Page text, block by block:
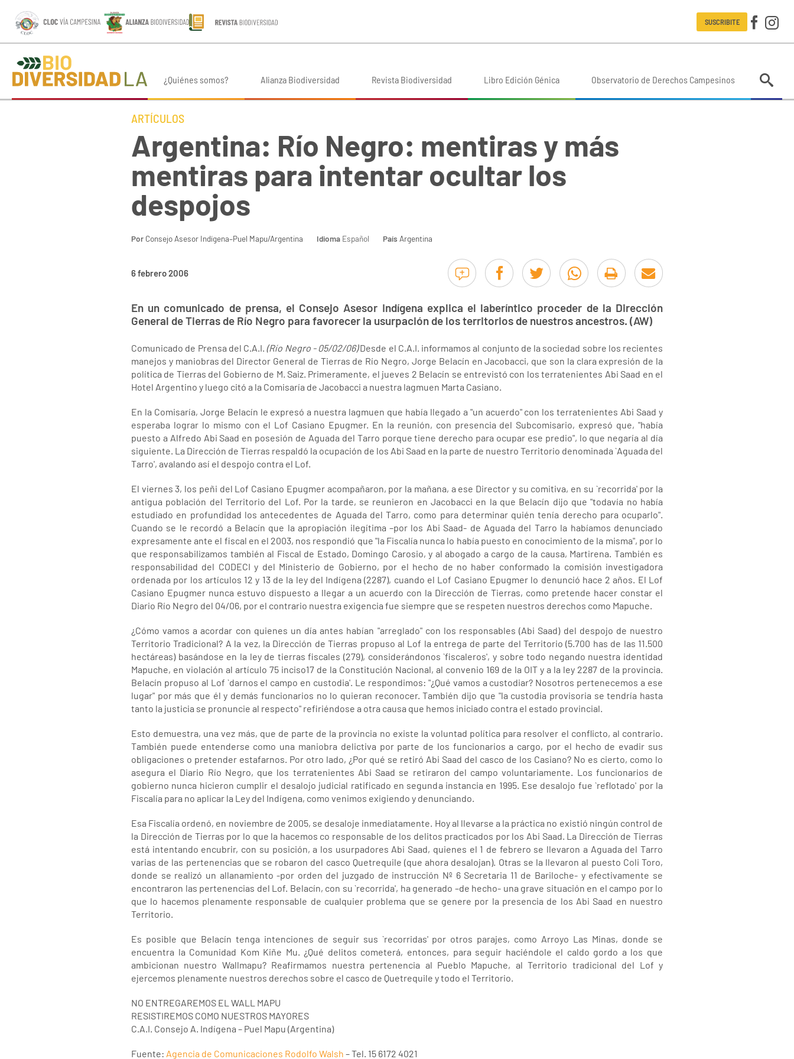
SUSCRIBITE
¿Quiénes somos? Alianza Biodiversidad Revista Biodiversidad Libro Edición Génica Observatorio de Derechos Campesinos
ARTÍCULOS
Argentina: Río Negro: mentiras y más
mentiras para intentar ocultar los
despojos
Por Consejo Asesor Indígena–Puel Mapu/Argentina Idioma Español País Argentina
6 febrero 2006
En un comunicado de prensa, el Consejo Asesor Indígena explica el laberíntico proceder de la Dirección
General de Tierras de Río Negro para favorecer la usurpación de los territorios de nuestros ancestros. (AW)
Comunicado de Prensa del C.A.I.(Río Negro - 05/02/06)Desde el C.A.I. informamos al conjunto de la sociedad sobre los recientes
manejos y maniobras del Director General de Tierras de Río Negro, Jorge Belacín en Jacobacci, que son la clara expresión de la
política de Tierras del Gobierno de M. Saiz. Primeramente, el jueves 2 Belacín se entrevistó con los terratenientes Abi Saad en el
Hotel Argentino y luego citó a la Comisaría de Jacobacci a nuestra lagmuen Marta Casiano.
En la Comisaría, Jorge Belacín le expresó a nuestra lagmuen que había llegado a "un acuerdo" con los terratenientes Abi Saad y
esperaba lograr lo mismo con el Lof Casiano Epugmer. En la reunión, con presencia del Subcomisario, expresó que, "había
puesto a Alfredo Abi Saad en posesión de Aguada del Tarro porque tiene derecho para ocupar ese predio", lo que negaría al día
siguiente. La Dirección de Tierras respaldó la ocupación de los Abi Saad en la parte de nuestro Territorio denominada `Aguada del
Tarro', avalando así el despojo contra el Lof.
El viernes 3, los peñi del Lof Casiano Epugmer acompañaron, por la mañana, a ese Director y su comitiva, en su `recorrida' por la
antigua población del Territorio del Lof. Por la tarde, se reunieron en Jacobacci en la que Belacín dijo que "todavía no había
estudiado en profundidad los antecedentes de Aguada del Tarro, como para determinar quién tenía derecho para ocuparlo".
Cuando se le recordó a Belacín que la apropiación ilegítima –por los Abi Saad- de Aguada del Tarro la habíamos denunciado
expresamente ante el fiscal en el 2003, nos respondió que "la Fiscalía nunca lo había puesto en conocimiento de la misma", por lo
que responsabilizamos también al Fiscal de Estado, Domingo Carosio, y al abogado a cargo de la causa, Martirena. También es
responsabilidad del CODECI y del Ministerio de Gobierno, por el hecho de no haber conformado la comisión investigadora
ordenada por los artículos 12 y 13 de la ley del Indígena (2287), cuando el Lof Casiano Epugmer lo denunció hace 2 años. El Lof
Casiano Epugmer nunca estuvo dispuesto a llegar a un acuerdo con la Dirección de Tierras, como pretende hacer constar el
Diario Río Negro del 04/06, por el contrario nuestra exigencia fue siempre que se respeten nuestros derechos como Mapuche.
¿Cómo vamos a acordar con quienes un día antes habían "arreglado" con los responsables (Abi Saad) del despojo de nuestro
Territorio Tradicional? A la vez, la Dirección de Tierras propuso al Lof la entrega de parte del Territorio (5.700 has de las 11.500
hectáreas) basándose en la ley de tierras fiscales (279), considerándonos `fiscaleros', y sobre todo negando nuestra identidad
Mapuche, en violación al artículo 75 inciso17 de la Constitución Nacional, al convenio 169 de la OIT y a la ley 2287 de la provincia.
Belacín propuso al Lof `darnos el campo en custodia'. Le respondimos: "¿Qué vamos a custodiar? Nosotros pertenecemos a ese
lugar" por más que él y demás funcionarios no lo quieran reconocer. También dijo que "la custodia provisoria se tendría hasta
tanto la justicia se pronuncie al respecto" refiriéndose a otra causa que hemos iniciado contra el estado provincial.
Esto demuestra, una vez más, que de parte de la provincia no existe la voluntad política para resolver el conflicto, al contrario.
También puede entenderse como una maniobra delictiva por parte de los funcionarios a cargo, por el hecho de evadir sus
obligaciones o pretender estafarnos. Por otro lado, ¿Por qué se retiró Abi Saad del casco de los Casiano? No es cierto, como lo
asegura el Diario Río Negro, que los terratenientes Abi Saad se retiraron del campo voluntariamente. Los funcionarios de
gobierno nunca hicieron cumplir el desalojo judicial ratificado en segunda instancia en 1995. Ese desalojo fue `reflotado' por la
Fiscalía para no aplicar la Ley del Indígena, como venimos exigiendo y denunciando.
Esa Fiscalía ordenó, en noviembre de 2005, se desaloje inmediatamente. Hoy al llevarse a la práctica no existió ningún control de
la Dirección de Tierras por lo que la hacemos co responsable de los delitos practicados por los Abi Saad. La Dirección de Tierras
está intentando encubrir, con su posición, a los usurpadores Abi Saad, quienes el 1 de febrero se llevaron a Aguada del Tarro
varias de las pertenencias que se robaron del casco Quetrequile (que ahora desalojan). Otras se la llevaron al puesto Coli Toro,
donde se realizó un allanamiento -por orden del juzgado de instrucción Nº 6 Secretaria 11 de Bariloche- y efectivamente se
encontraron las pertenencias del Lof. Belacín, con su `recorrida', ha generado –de hecho- una grave situación en el campo por lo
que lo hacemos plenamente responsable de cualquier problema que se genere por la presencia de los Abi Saad en nuestro
Territorio.
Es posible que Belacín tenga intenciones de seguir sus `recorridas' por otros parajes, como Arroyo Las Minas, donde se
encuentra la Comunidad Kom Kiñe Mu. ¿Qué delitos cometerá, entonces, para seguir haciéndole el caldo gordo a los que
ambicionan nuestro Wallmapu? Reafirmamos nuestra pertenencia al Pueblo Mapuche, al Territorio tradicional del Lof y
ejercemos plenamente nuestros derechos sobre el casco de Quetrequile y todo el Territorio.
NO ENTREGAREMOS EL WALL MAPU
RESISTIREMOS COMO NUESTROS MAYORES
C.A.I. Consejo A. Indígena – Puel Mapu (Argentina)
Fuente: Agencia de Comunicaciones Rodolfo Walsh – Tel. 15 6172 4021